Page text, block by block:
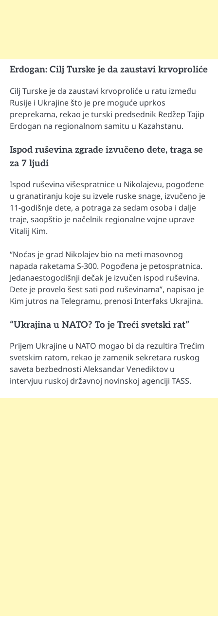
Erdogan: Cilj Turske je da zaustavi krvoproliće
Cilj Turske je da zaustavi krvoproliće u ratu između
Rusije i Ukrajine što je pre moguće uprkos
preprekama, rekao je turski predsednik Redžep Tajip
Erdogan na regionalnom samitu u Kazahstanu.
Ispod ruševina zgrade izvučeno dete, traga se
za 7 ljudi
Ispod ruševina višespratnice u Nikolajevu, pogođene
u granatiranju koje su izvele ruske snage, izvučeno je
11-godišnje dete, a potraga za sedam osoba i dalje
traje, saopštio je načelnik regionalne vojne uprave
Vitalij Kim.
“Noćas je grad Nikolajev bio na meti masovnog
napada raketama S-300. Pogođena je petospratnica.
Jedanaestogodišnji dečak je izvučen ispod ruševina.
Dete je provelo šest sati pod ruševinama”, napisao je
Kim jutros na Telegramu, prenosi Interfaks Ukrajina.
“Ukrajina u NATO? To je Treći svetski rat”
Prijem Ukrajine u NATO mogao bi da rezultira Trećim
svetskim ratom, rekao je zamenik sekretara ruskog
saveta bezbednosti Aleksandar Venediktov u
intervjuu ruskoj državnoj novinskoj agenciji TASS.